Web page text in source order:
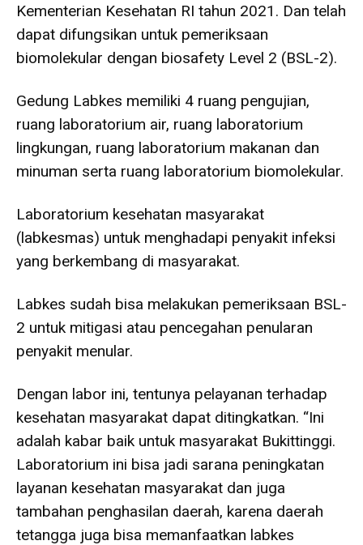
Kementerian Kesehatan RI tahun 2021. Dan telah
dapat difungsikan untuk pemeriksaan
biomolekular dengan biosafety Level 2 (BSL-2).
Gedung Labkes memiliki 4 ruang pengujian,
ruang laboratorium air, ruang laboratorium
lingkungan, ruang laboratorium makanan dan
minuman serta ruang laboratorium biomolekular.
Laboratorium kesehatan masyarakat
(labkesmas) untuk menghadapi penyakit infeksi
yang berkembang di masyarakat.
Labkes sudah bisa melakukan pemeriksaan BSL-
2 untuk mitigasi atau pencegahan penularan
penyakit menular.
Dengan labor ini, tentunya pelayanan terhadap
kesehatan masyarakat dapat ditingkatkan. “Ini
adalah kabar baik untuk masyarakat Bukittinggi.
Laboratorium ini bisa jadi sarana peningkatan
layanan kesehatan masyarakat dan juga
tambahan penghasilan daerah, karena daerah
tetangga juga bisa memanfaatkan labkes